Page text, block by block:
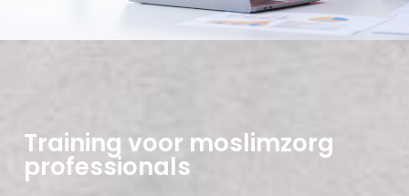
Training voor moslimzorg
professionals